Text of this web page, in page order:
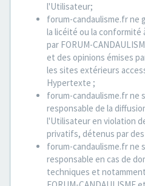
l'Utilisateur;
forum-candaulisme.fr ne
la licéité ou la conformité
par FORUM-
et des opinions émises
les sites extérieurs
Hypertexte ;
forum-candaulisme.fr ne
responsable de la
l'Utilisateur en violation
privatifs, détenus par
forum-candaulisme.fr ne
responsable en cas de
techniques et